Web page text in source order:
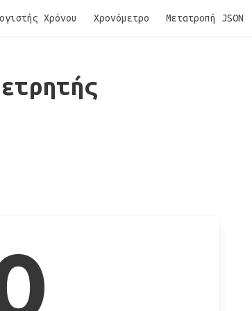
Χρόνου Χρονόμετρο Μετατροπή JSON